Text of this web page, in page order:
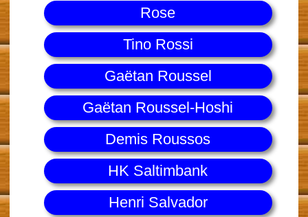
Rose
Tino Rossi
Gaëtan Roussel
Gaëtan Roussel-Hoshi
Demis Roussos
HK Saltimbank
Henri Salvador